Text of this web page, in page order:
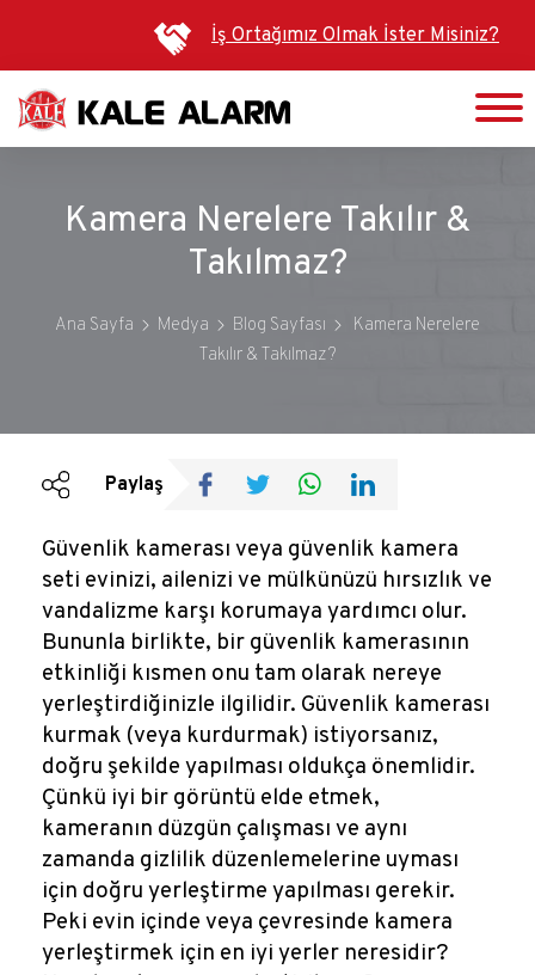
atla
İş Ortağımız Olmak İster Misiniz?
Kamera Nerelere Takılır &
Takılmaz?
Ana Sayfa Medya Blog Sayfası
Kamera Nerelere
Takılır & Takılmaz?
Bültenler
Reklamlar
Kalem Dergisi
Blog
Paylaş
Güvenlik kamerası veya güvenlik kamera
seti evinizi, ailenizi ve mülkünüzü hırsızlık ve
vandalizme karşı korumaya yardımcı olur.
Bununla birlikte, bir güvenlik kamerasının
etkinliği kısmen onu tam olarak nereye
yerleştirdiğinizle ilgilidir. Güvenlik kamerası
kurmak (veya kurdurmak) istiyorsanız,
doğru şekilde yapılması oldukça önemlidir.
Çünkü iyi bir görüntü elde etmek,
kameranın düzgün çalışması ve aynı
zamanda gizlilik düzenlemelerine uyması
için doğru yerleştirme yapılması gerekir.
Peki evin içinde veya çevresinde kamera
yerleştirmek için en iyi yerler neresidir?